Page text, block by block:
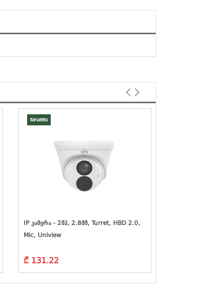
მარაგშია
IP Კამერა - 2მპ, 2.8მმ, Turret, HBD 2.0,
Mic, Uniview
₾ 131.22